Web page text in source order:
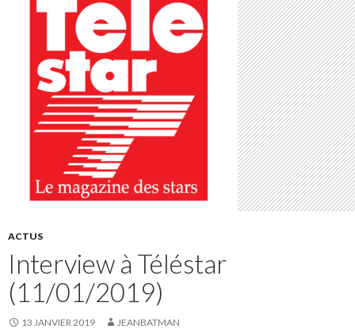
ACTUS
Interview à Téléstar
(11/01/2019)
13 JANVIER 2019 JEANBATMAN